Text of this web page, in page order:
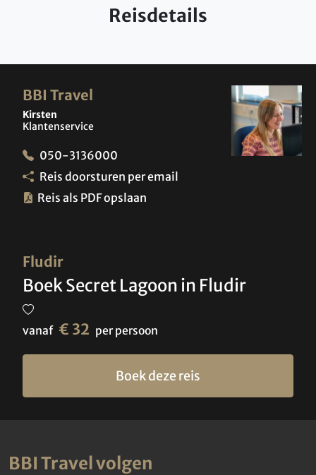
Reisdetails
Fludir
Boek Secret Lagoon in Fludir
vanaf € 32 per persoon
Boek deze reis
BBI Travel
Kirsten
Klantenservice
050-3136000
Reis doorsturen per email
Reis als PDF opslaan
BBI Travel volgen